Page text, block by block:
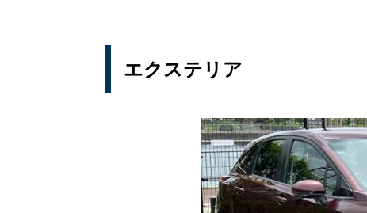
エクステリア